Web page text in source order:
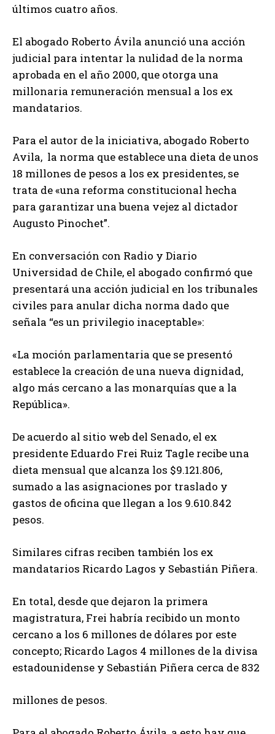
últimos cuatro años.
El abogado Roberto Ávila anunció una acción
judicial para intentar la nulidad de la norma
aprobada en el año 2000, que otorga una
millonaria remuneración mensual a los ex
mandatarios.
Para el autor de la iniciativa, abogado Roberto
Avila, la norma que establece una dieta de unos
18 millones de pesos a los ex presidentes, se
trata de «una reforma constitucional hecha
para garantizar una buena vejez al dictador
Augusto Pinochet”.
En conversación con Radio y Diario
Universidad de Chile, el abogado confirmó que
presentará una acción judicial en los tribunales
civiles para anular dicha norma dado que
señala “es un privilegio inaceptable»:
«La moción parlamentaria que se presentó
establece la creación de una nueva dignidad,
algo más cercano a las monarquías que a la
República».
De acuerdo al sitio web del Senado, el ex
presidente Eduardo Frei Ruiz Tagle recibe una
dieta mensual que alcanza los $9.121.806,
sumado a las asignaciones por traslado y
gastos de oficina que llegan a los 9.610.842
pesos.
Similares cifras reciben también los ex
mandatarios Ricardo Lagos y Sebastián Piñera.
En total, desde que dejaron la primera
magistratura, Frei habría recibido un monto
cercano a los 6 millones de dólares por este
concepto; Ricardo Lagos 4 millones de la divisa
estadounidense y Sebastián Piñera cerca de 832
millones de pesos.